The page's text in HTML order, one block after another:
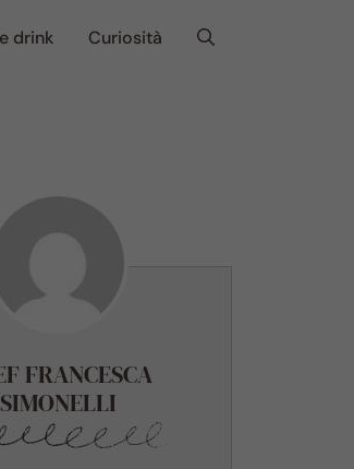
drink Curiosità
FRANCESCA
SIMONELLI